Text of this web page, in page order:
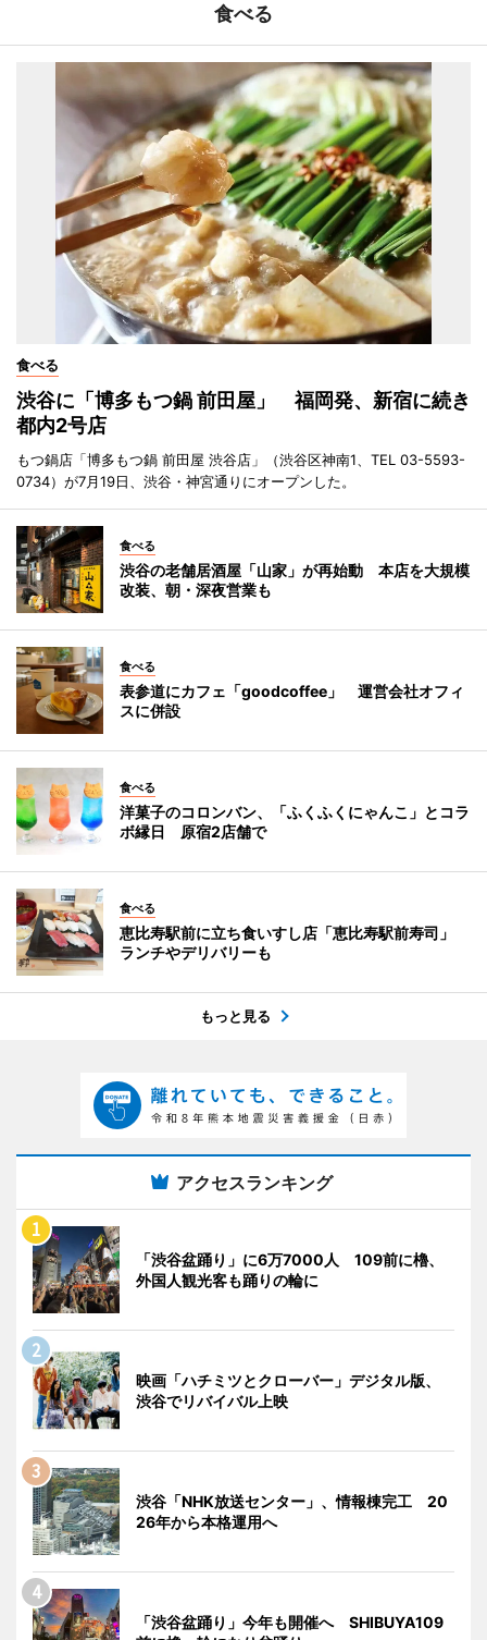
食べる
食べる
渋谷に「博多もつ鍋 前田屋」 福岡発、新宿に続き
都内2号店
もつ鍋店「博多もつ鍋 前田屋 渋谷店」（渋谷区神南1、TEL 03-5593-
0734）が7月19日、渋谷・神宮通りにオープンした。
食べる
渋谷の老舗居酒屋「山家」が再始動 本店を大規模
改装、朝・深夜営業も
食べる
表参道にカフェ「goodcoffee」 運営会社オフィ
スに併設
食べる
洋菓子のコロンバン、「ふくふくにゃんこ」とコラ
ボ縁日 原宿2店舗で
食べる
恵比寿駅前に立ち食いすし店「恵比寿駅前寿司」
ランチやデリバリーも
もっと見る
アクセスランキング
「渋谷盆踊り」に6万7000人 109前に櫓、
外国人観光客も踊りの輪に
映画「ハチミツとクローバー」デジタル版、
渋谷でリバイバル上映
渋谷「NHK放送センター」、情報棟完工 20
26年から本格運用へ
「渋谷盆踊り」今年も開催へ SHIBUYA109